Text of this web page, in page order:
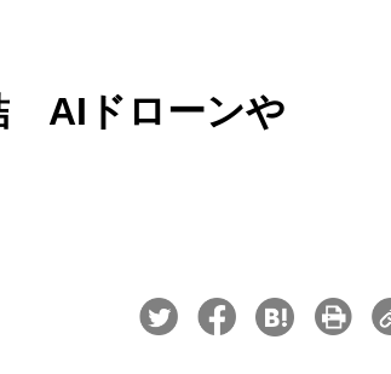
AIドローンや